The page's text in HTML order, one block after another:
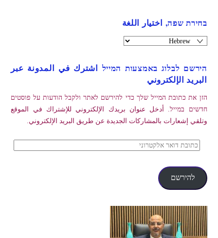
בחירת שפה, اختيار اللغة
הירשם לבלוג באמצעות המייל اشترك في المدونة عبر
البريد الإلكتروني
הזן את כתובת המייל שלך כדי להירשם לאתר ולקבל הודעות על פוסטים
חדשים במייל. أدخل عنوان بريدك الإلكتروني للإشتراك في الموقع
وتلقي إشعارات بالمشاركات الجديدة عن طريق البريد الإلكتروني.
כתובת
אלקטרוני
להירשם